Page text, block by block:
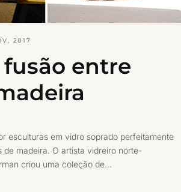
2017
entre
esculturas em vidro soprado perfeitamente
de madeira. O artista vidreiro norte-
criou uma coleção de…